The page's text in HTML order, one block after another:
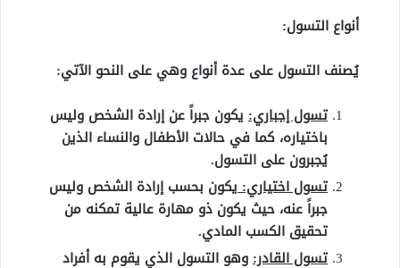
أنواع التسول:
يُصنف التسول على عدة أنواع وهي على النحو الآتي:
تسول إجباري: يكون جبراً عن إرادة الشخص وليس
باختياره، كما في حالات الأطفال والنساء الذين
يُجبرون على التسول.
تسول اختياري:يكون بحسب إرادة الشخص وليس
جبراً عنه، حيث يكون ذو مهارة عالية تمكنه من
تحقيق الكسب المادي.
تسول القادر:وهو التسول الذي يقوم به أفراد